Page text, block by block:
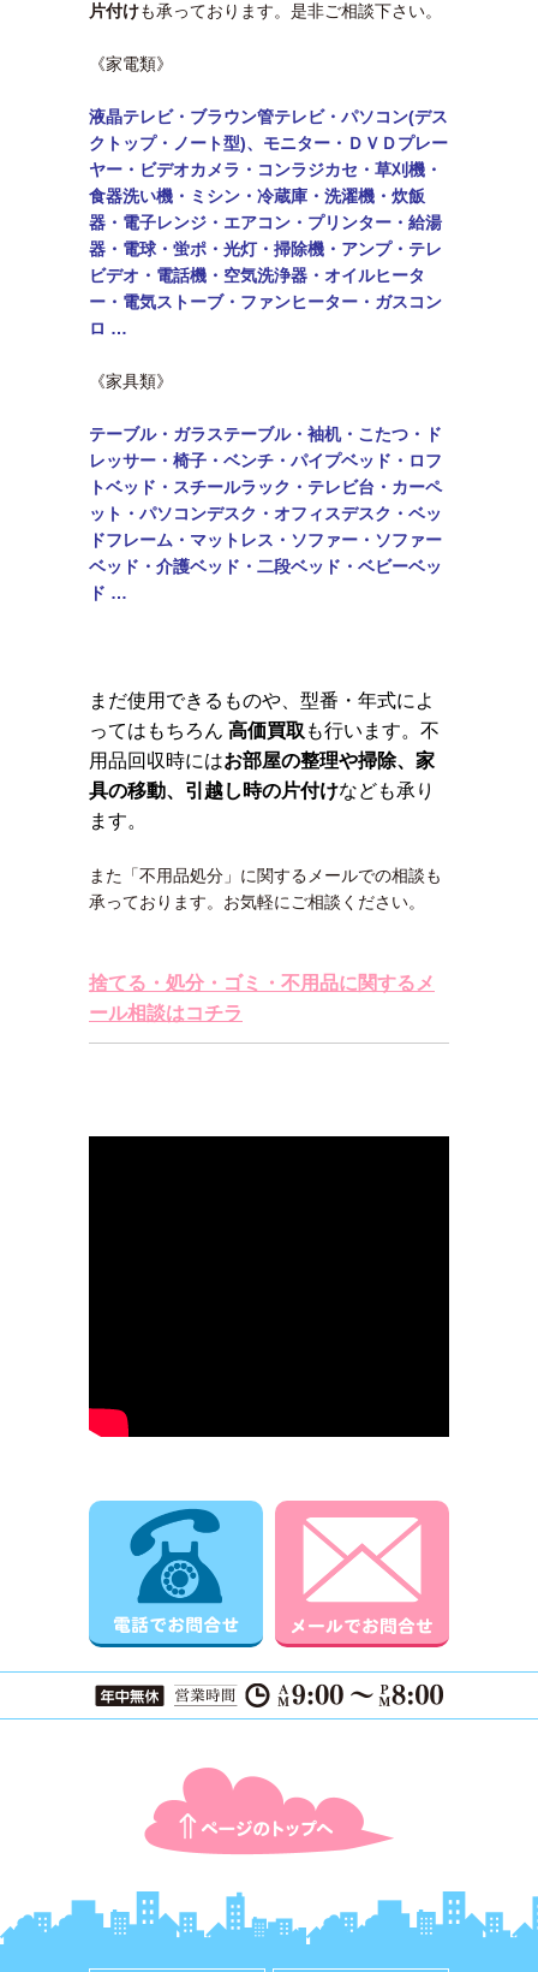
片付けも承っております。是非ご相談下さい。
《家電類》
液晶テレビ・ブラウン管テレビ・パソコン(デス
クトップ・ノート型)、モニター・ ＤＶＤプレー
ヤー・ビデオカメラ・コンラジカセ・草刈機・
食器洗い機・ミシン・ 冷蔵庫・洗濯機・炊飯
器・電子レンジ・エアコン・ プリンター・給湯
器・電球・蛍ポ・光灯・掃除機・アンプ・テレ
ビデオ・電話機・ 空気洗浄器・オイルヒータ
ー・電気ストーブ・ファンヒーター・ガスコン
ロ …
《家具類》
テーブル・ ガラステーブル・袖机・こたつ・ド
レッサー・椅子・ベンチ・パイプベッド・ロフ
トベッド・ スチールラック・テレビ台・カーペ
ット・パソコンデスク・オフィスデスク・ベッ
ドフレーム・マットレス・ソファー・ソファー
ベッド・介護ベッド・二段ベッド・ ベビーベッ
ド …
まだ使用できるものや、型番・年式によ
ってはもちろん 高価買取 も行います。不
用品回収時にはお部屋の整理や掃除、家
具の移動、引越し時の片付けなども承り
ます。
また「不用品処分」に関するメールでの相談も
承っております。お気軽にご相談ください。
捨てる・処分・ゴミ・不用品に関するメ
ール相談はコチラ
電話でお問合せ